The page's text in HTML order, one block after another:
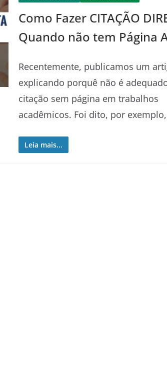
Como Fazer CITAÇÃO
Quando não tem Página
Recentemente, publicamos um
explicando porquê não é
citação sem página em trabalhos
acadêmicos. Foi dito, por exemplo,
Leia mais...